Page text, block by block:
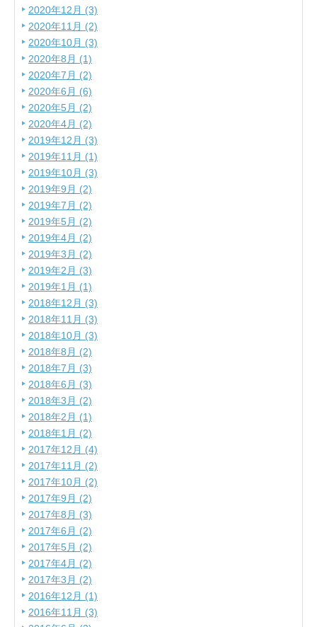
2020年12月 (3)
2020年11月 (2)
2020年10月 (3)
2020年8月 (1)
2020年7月 (2)
2020年6月 (6)
2020年5月 (2)
2020年4月 (2)
2019年12月 (3)
2019年11月 (1)
2019年10月 (3)
2019年9月 (2)
2019年7月 (2)
2019年5月 (2)
2019年4月 (2)
2019年3月 (2)
2019年2月 (3)
2019年1月 (1)
2018年12月 (3)
2018年11月 (3)
2018年10月 (3)
2018年8月 (2)
2018年7月 (3)
2018年6月 (3)
2018年3月 (2)
2018年2月 (1)
2018年1月 (2)
2017年12月 (4)
2017年11月 (2)
2017年10月 (2)
2017年9月 (2)
2017年8月 (3)
2017年6月 (2)
2017年5月 (2)
2017年4月 (2)
2017年3月 (2)
2016年12月 (1)
2016年11月 (3)